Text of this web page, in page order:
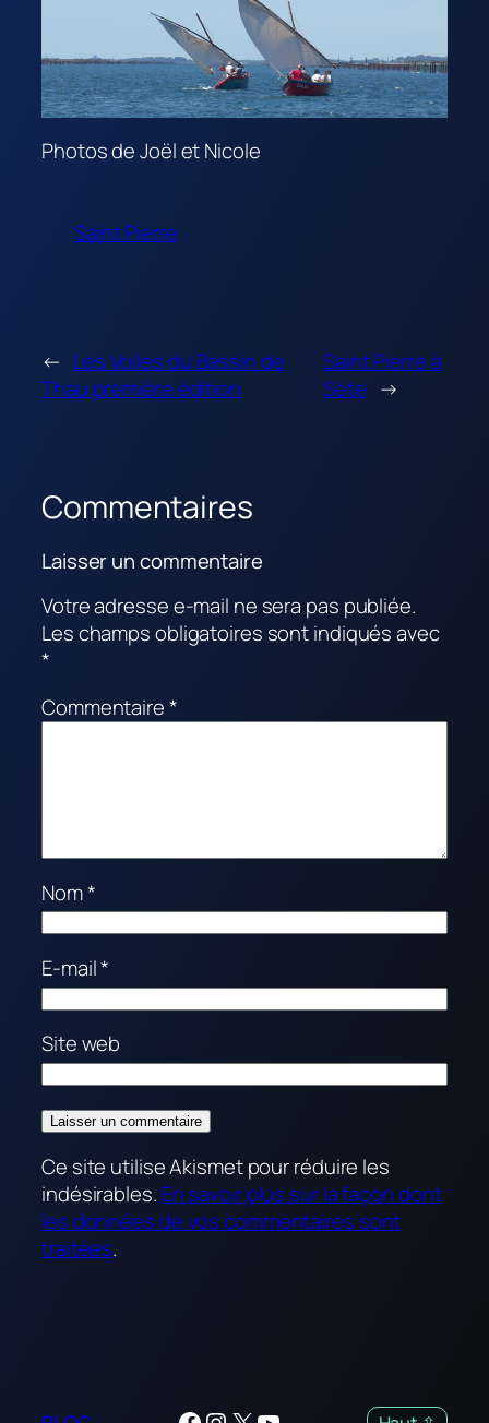
Photos de Joël et Nicole
Saint Pierre
← Les Voiles du Bassin de
Thau première édition
Saint Pierre à
Sète →
Commentaires
Laisser un commentaire
Votre adresse e-mail ne sera pas publiée.
Les champs obligatoires sont indiqués avec
*
Commentaire*
Nom*
E-mail*
Site web
Ce site utilise Akismet pour réduire les
indésirables. En savoir plus sur la façon dont
les données de vos commentaires sont
traitées.